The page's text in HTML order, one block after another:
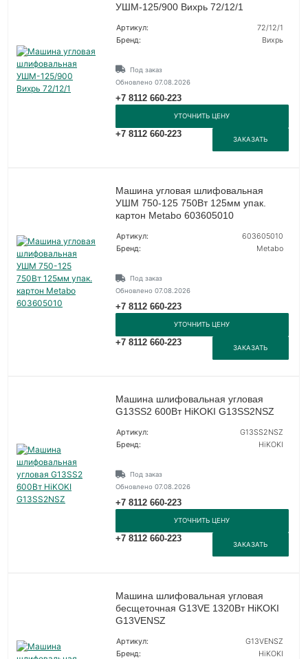
УШМ-125/900 Вихрь 72/12/1
Артикул:
72/12/1
Бренд:
Вихрь
Под заказ
Обновлено 07.08.2026
+7 8112 660-223
УТОЧНИТЬ ЦЕНУ
+7 8112 660-223
ЗАКАЗАТЬ
Машина угловая шлифовальная
УШМ 750-125 750Вт 125мм упак.
картон Metabo 603605010
Артикул:
603605010
Бренд:
Metabo
Под заказ
Обновлено 07.08.2026
+7 8112 660-223
УТОЧНИТЬ ЦЕНУ
+7 8112 660-223
ЗАКАЗАТЬ
Машина шлифовальная угловая
G13SS2 600Вт HiKOKI G13SS2NSZ
Артикул:
G13SS2NSZ
Бренд:
HiKOKI
Под заказ
Обновлено 07.08.2026
+7 8112 660-223
УТОЧНИТЬ ЦЕНУ
+7 8112 660-223
ЗАКАЗАТЬ
Машина шлифовальная угловая
бесщеточная G13VE 1320Вт HiKOKI
G13VENSZ
Артикул:
G13VENSZ
Бренд:
HiKOKI